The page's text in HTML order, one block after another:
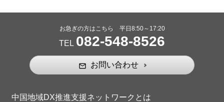
お急ぎの方はこちら 平日8:50～17:20
TEL 082-548-8526
mail_outline お問い合わせ
中国地域DX推進支援ネットワークとは